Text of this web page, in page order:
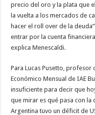
precio del oro y la plata que
la vuelta a los mercados de
hacer el roll over de la
entrar por la cuenta
explica Menescaldi.
Para Lucas Pusetto,
Económico Mensual de IAE
insuficiente para decir que
que mirar es qué pasa con la
Argentina tuvo un déficit de